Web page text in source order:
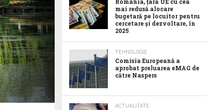
mai redusă alocare
bugetară pe locuitor pentru
cercetare și dezvoltare, în
2025
TEHNOLOGIE
Comisia Europeană a
aprobat preluarea eMAG de
către Naspers
ACTUALITATE